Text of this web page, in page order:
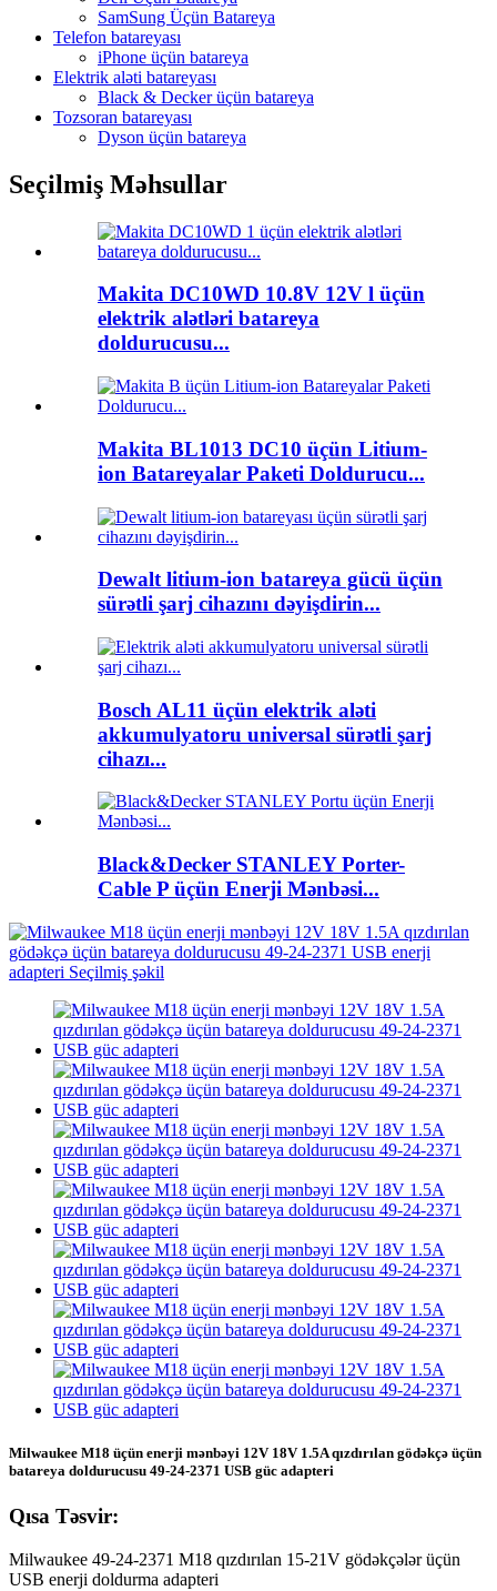
SamSung Üçün Batareya
Telefon batareyası
iPhone üçün batareya
Elektrik aləti batareyası
Black & Decker üçün batareya
Tozsoran batareyası
Dyson üçün batareya
Seçilmiş Məhsullar
Makita DC10WD 10.8V 12V l üçün
elektrik alətləri batareya
doldurucusu...
Makita BL1013 DC10 üçün Litium-
ion Batareyalar Paketi Doldurucu...
Dewalt litium-ion batareya gücü üçün
sürətli şarj cihazını dəyişdirin...
Bosch AL11 üçün elektrik aləti
akkumulyatoru universal sürətli şarj
cihazı...
Black&Decker STANLEY Porter-
Cable P üçün Enerji Mənbəsi...
Milwaukee M18 üçün enerji mənbəyi 12V 18V 1.5A qızdırılan gödəkçə üçün
batareya doldurucusu 49-24-2371 USB güc adapteri
Qısa Təsvir:
Milwaukee 49-24-2371 M18 qızdırılan 15-21V gödəkçələr üçün
USB enerji doldurma adapteri